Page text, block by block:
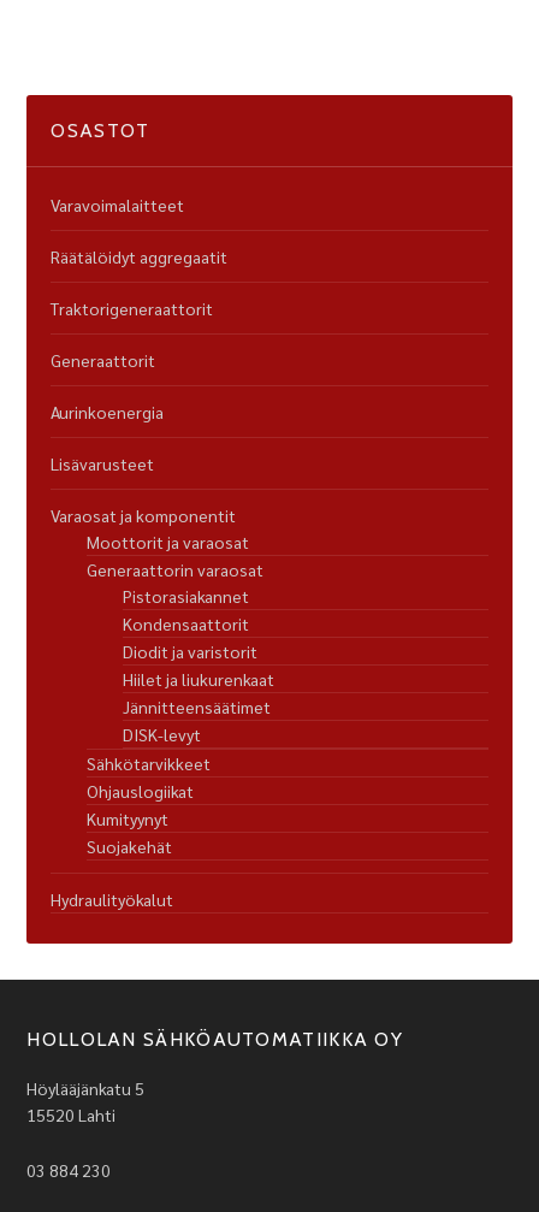
OSASTOT
Varavoimalaitteet
Räätälöidyt aggregaatit
Traktorigeneraattorit
Generaattorit
Aurinkoenergia
Lisävarusteet
Varaosat ja komponentit
Moottorit ja varaosat
Generaattorin varaosat
Pistorasiakannet
Kondensaattorit
Diodit ja varistorit
Hiilet ja liukurenkaat
Jännitteensäätimet
DISK-levyt
Sähkötarvikkeet
Ohjauslogiikat
Kumityynyt
Suojakehät
Hydraulityökalut
HOLLOLAN SÄHKÖAUTOMATIIKKA OY
Höylääjänkatu 5
15520 Lahti
03 884 230